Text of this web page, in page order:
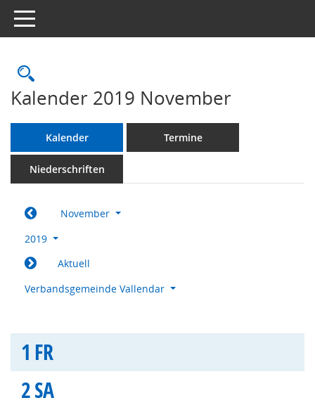
Toggle navigation
Rechercheauswahl
Kalender 2019 November
Kalender Termine
Niederschriften
November
2019
Aktuell
Verbandsgemeinde Vallendar
1 FR
2SA